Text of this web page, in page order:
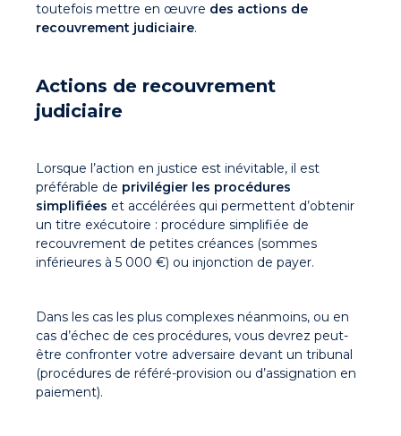
toutefois mettre en œuvre des actions de
recouvrement judiciaire.
Actions de recouvrement
judiciaire
Lorsque l’action en justice est inévitable, il est
préférable de privilégier les procédures
simplifiées et accélérées qui permettent d’obtenir
un titre exécutoire : procédure simplifiée de
recouvrement de petites créances (sommes
inférieures à 5 000 €) ou injonction de payer.
Dans les cas les plus complexes néanmoins, ou en
cas d’échec de ces procédures, vous devrez peut-
être confronter votre adversaire devant un tribunal
(procédures de référé-provision ou d’assignation en
paiement).